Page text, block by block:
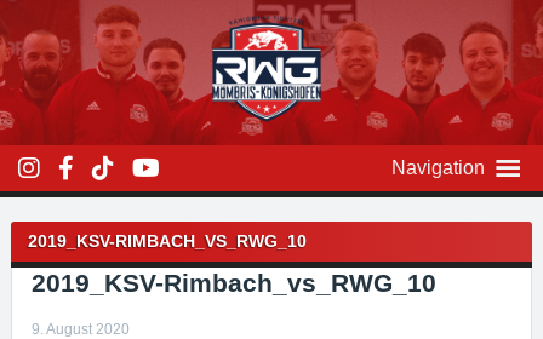
Inhalt
überspringen
Navigation
2019_KSV-RIMBACH_VS_RWG_10
2019_KSV-Rimbach_vs_RWG_10
9. August 2020
Beitragsnavigation